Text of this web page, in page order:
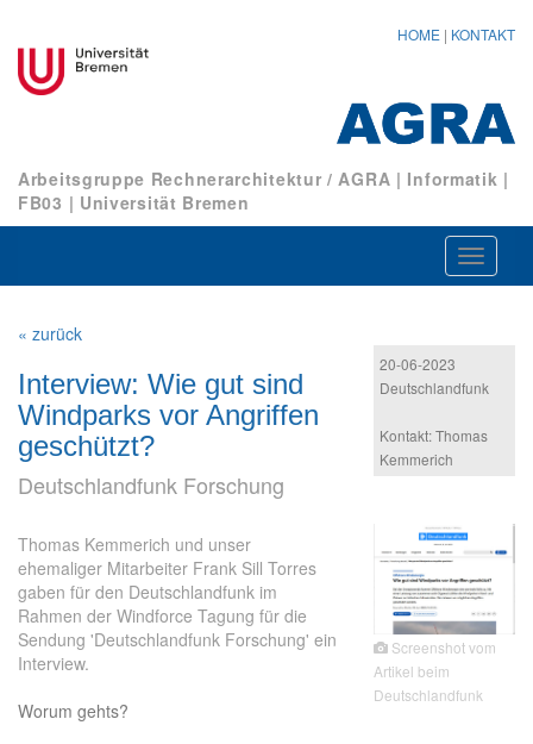
HOME | KONTAKT
Arbeitsgruppe Rechnerarchitektur / AGRA | Informatik |
FB03 | Universität Bremen
ein-/
« zurück
Interview: Wie gut sind
Windparks vor Angriffen
geschützt?
Deutschlandfunk Forschung
Thomas Kemmerich und unser
ehemaliger Mitarbeiter Frank Sill Torres
gaben für den Deutschlandfunk im
Rahmen der Windforce Tagung für die
Sendung 'Deutschlandfunk Forschung' ein
Interview.
Worum gehts?
20-06-2023
Deutschlandfunk
Kontakt: Thomas
Kemmerich
Screenshot vom
Artikel beim
Deutschlandfunk